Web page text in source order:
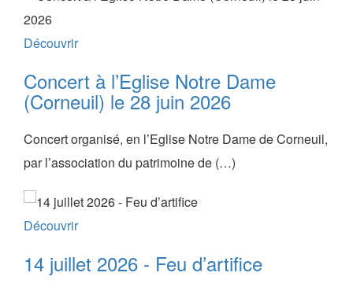
Découvrir
Concert à l’Eglise Notre Dame
(Corneuil) le 28 juin 2026
Concert organisé, en l’Eglise Notre Dame de Corneuil,
par l’association du patrimoine de (…)
Découvrir
14 juillet 2026 - Feu d’artifice